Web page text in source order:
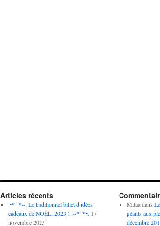
Articles récents
.•*¨¨*·-: Le traditionnel billet d’idées
cadeaux de NOËL, 2023 ! :-·*¨¨*•. 17
novembre 2023
Milaadans
géants aux
décembre